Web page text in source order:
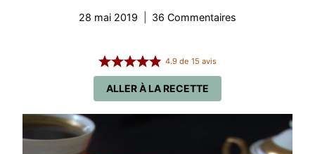
28 mai 2019 36 Commentaires
ALLER À LA RECETTE
4.9de 15 avis